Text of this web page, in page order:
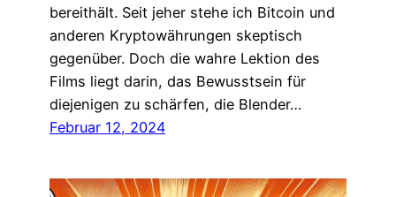
bereithält. Seit jeher stehe ich Bitcoin und
anderen Kryptowährungen skeptisch
gegenüber. Doch die wahre Lektion des
Films liegt darin, das Bewusstsein für
diejenigen zu schärfen, die Blender…
Februar 12, 2024